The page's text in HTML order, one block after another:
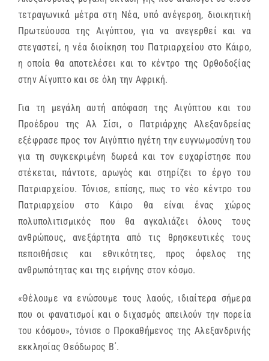
τετραγωνικά μέτρα στη Νέα, υπό ανέγερση, διοικητική
Πρωτεύουσα της Αιγύπτου, για να ανεγερθεί και να
στεγαστεί, η νέα διοίκηση του Πατριαρχείου στο Κάιρο,
η οποία θα αποτελέσει και το κέντρο της Ορθοδοξίας
στην Αίγυπτο και σε όλη την Αφρική.
Για τη μεγάλη αυτή απόφαση της Αιγύπτου και του
Προέδρου της Αλ Σίσι, ο Πατριάρχης Αλεξανδρείας
εξέφρασε προς τον Αιγύπτιο ηγέτη την ευγνωμοσύνη του
για τη συγκεκριμένη δωρεά και τον ευχαρίστησε που
στέκεται, πάντοτε, αρωγός και στηρίζει το έργο του
Πατριαρχείου. Τόνισε, επίσης, πως το νέο κέντρο του
Πατριαρχείου στο Κάιρο θα είναι ένας χώρος
πολυπολιτισμικός που θα αγκαλιάζει όλους τους
ανθρώπους, ανεξάρτητα από τις θρησκευτικές τους
πεποιθήσεις και εθνικότητες, προς όφελος της
ανθρωπότητας και της ειρήνης στον κόσμο.
«Θέλουμε να ενώσουμε τους λαούς, ιδιαίτερα σήμερα
που οι φανατισμοί και ο διχασμός απειλούν την πορεία
του κόσμου», τόνισε ο Προκαθήμενος της Αλεξανδρινής
εκκλησίας Θεόδωρος Β΄.